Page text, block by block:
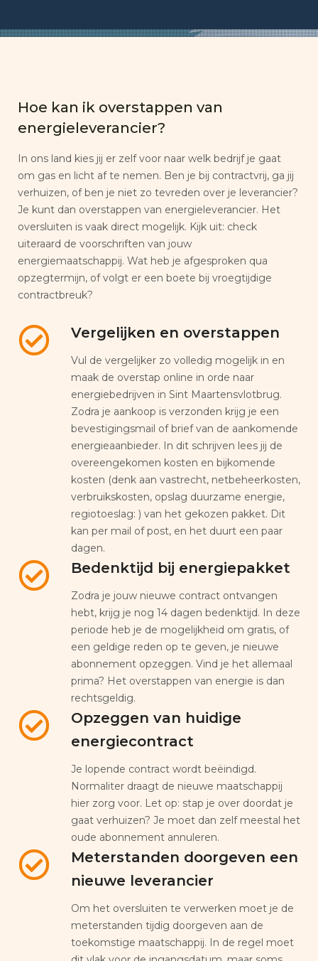
Hoe kan ik overstappen van
energieleverancier?
In ons land kies jij er zelf voor naar welk bedrijf je gaat
om gas en licht af te nemen. Ben je bij contractvrij, ga jij
verhuizen, of ben je niet zo tevreden over je leverancier?
Je kunt dan overstappen van energieleverancier. Het
oversluiten is vaak direct mogelijk. Kijk uit: check
uiteraard de voorschriften van jouw
energiemaatschappij. Wat heb je afgesproken qua
opzegtermijn, of volgt er een boete bij vroegtijdige
contractbreuk?
Vergelijken en overstappen
Vul de vergelijker zo volledig mogelijk in en
maak de overstap online in orde naar
energiebedrijven in Sint Maartensvlotbrug.
Zodra je aankoop is verzonden krijg je een
bevestigingsmail of brief van de aankomende
energieaanbieder. In dit schrijven lees jij de
overeengekomen kosten en bijkomende
kosten (denk aan vastrecht, netbeheerkosten,
verbruikskosten, opslag duurzame energie,
regiotoeslag: ) van het gekozen pakket. Dit
kan per mail of post, en het duurt een paar
dagen.
Bedenktijd bij energiepakket
Zodra je jouw nieuwe contract ontvangen
hebt, krijg je nog 14 dagen bedenktijd. In deze
periode heb je de mogelijkheid om gratis, of
een geldige reden op te geven, je nieuwe
abonnement opzeggen. Vind je het allemaal
prima? Het overstappen van energie is dan
rechtsgeldig.
Opzeggen van huidige
energiecontract
Je lopende contract wordt beëindigd.
Normaliter draagt de nieuwe maatschappij
hier zorg voor. Let op: stap je over doordat je
gaat verhuizen? Je moet dan zelf meestal het
oude abonnement annuleren.
Meterstanden doorgeven een
nieuwe leverancier
Om het oversluiten te verwerken moet je de
meterstanden tijdig doorgeven aan de
toekomstige maatschappij. In de regel moet